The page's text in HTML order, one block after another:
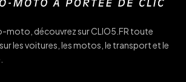
moto, découvrez sur CLIO5.FR toute
les voitures, les motos, le transport et le